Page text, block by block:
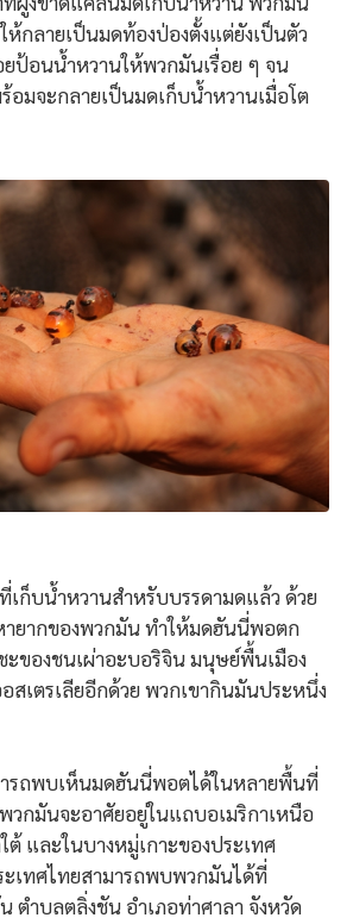
ห้กลายเป็นมดท้องป่องตั้งแต่ยังเป็นตัว
ป้อนน้ำหวานให้พวกมันเรื่อย ๆ จน
อมจะกลายเป็นมดเก็บน้ำหวานเมื่อโต
บน้ำหวานสำหรับบรรดามดแล้ว ด้วย
ยากของพวกมัน ทำให้มดฮันนี่พอตก
ะของชนเผ่าอะบอริจิน มนุษย์พื้นเมือง
สเตรเลียอีกด้วย พวกเขากินมันประหนึ่ง
ถพบเห็นมดฮันนี่พอตได้ในหลายพื้นที่
กมันจะอาศัยอยู่ในแถบอเมริกาเหนือ
ต้ และในบางหมู่เกาะของประเทศ
เทศไทยสามารถพบพวกมันได้ที่
ตำบลตลิ่งชัน อำเภอท่าศาลา จังหวัด